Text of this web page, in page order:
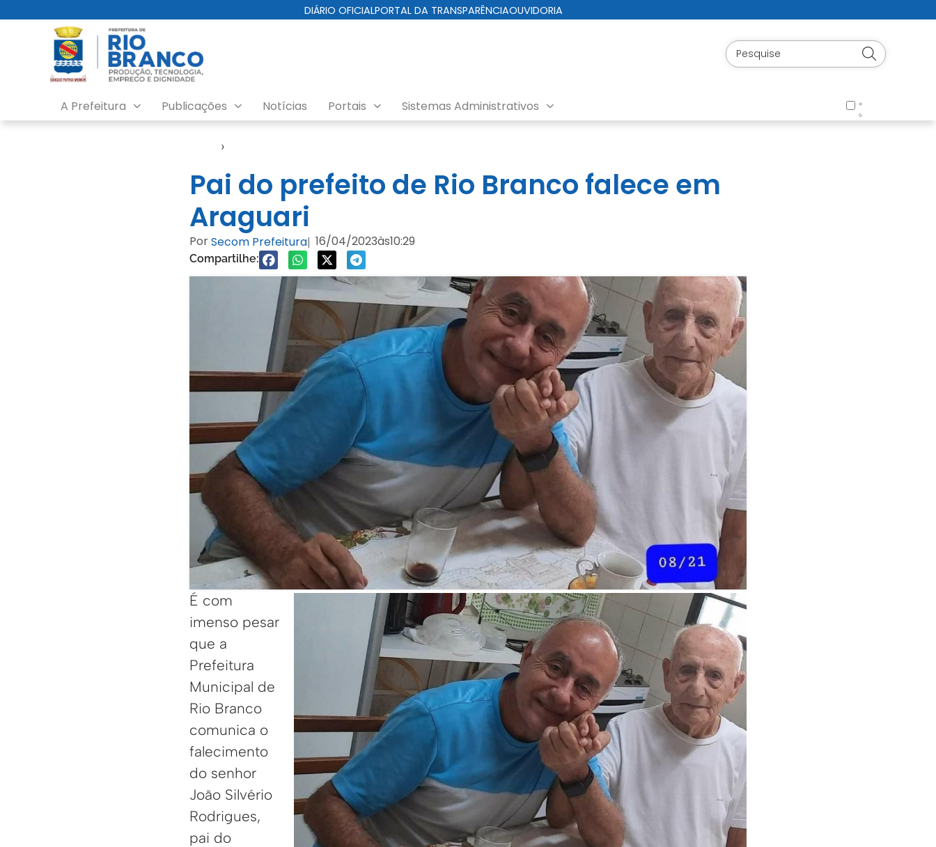
DIÁRIO OFICIALPORTAL DA TRANSPARÊNCIAOUVIDORIA
A Prefeitura Publicações Notícias Portais Sistemas Administrativos
›
Pai do prefeito de Rio Branco falece em
Araguari
PorSecom Prefeitura| 16/04/2023às10:29
Compartilhe:
É com
imenso pesar
que a
Prefeitura
Municipal de
Rio Branco
comunica o
falecimento
do senhor
João Silvério
Rodrigues,
pai do